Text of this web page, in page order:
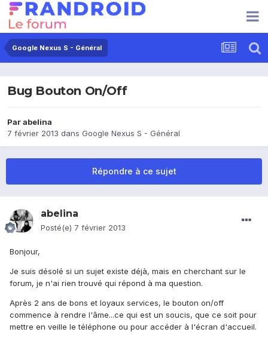
Google Nexus S - Général
Bug Bouton On/Off
Parabelina
7 février 2013 dans Google Nexus S - Général
Répondre à ce sujet
abelina
Posté(e) 7 février 2013
Bonjour,
Je suis désolé si un sujet existe déjà, mais en cherchant sur le
forum, je n'ai rien trouvé qui répond à ma question.
Après 2 ans de bons et loyaux services, le bouton on/off
commence à rendre l'âme...ce qui est un soucis, que ce soit pour
mettre en veille le téléphone ou pour accéder à l'écran d'accueil.